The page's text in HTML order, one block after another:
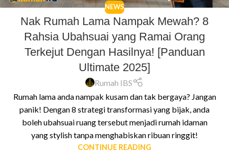
NEWS
Nak Rumah Lama Nampak Mewah? 8
Rahsia Ubahsuai yang Ramai Orang
Terkejut Dengan Hasilnya! [Panduan
Ultimate 2025]
Rumah IBS
Rumah lama anda nampak kusam dan tak bergaya? Jangan
panik! Dengan 8 strategi transformasi yang bijak, anda
boleh ubahsuai ruang tersebut menjadi rumah idaman
yang stylish tanpa menghabiskan ribuan ringgit!
CONTINUE READING